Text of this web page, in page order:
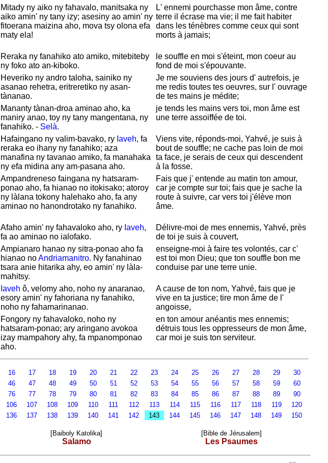
Mitady ny aiko ny fahavalo, manitsaka ny
aiko amin' ny tany izy; asesiny ao amin' ny
fitoerana maizina aho, mova tsy olona efa
maty ela!
L' ennemi pourchasse mon âme, contre
terre il écrase ma vie; il me fait habiter
dans les ténèbres comme ceux qui sont
morts à jamais;
Reraka ny fanahiko ato amiko, mitebiteby
ny foko ato an-kiboko.
le souffle en moi s'éteint, mon coeur au
fond de moi s'épouvante.
Heveriko ny andro taloha, sainiko ny
asanao rehetra, eritreretiko ny asan-
tànanao.
Je me souviens des jours d' autrefois, je
me redis toutes tes oeuvres, sur l' ouvrage
de tes mains je médite;
Mananty tànan-droa aminao aho, ka
maniry anao, toy ny tany mangentana, ny
fanahiko. - Selà.
je tends les mains vers toi, mon âme est
une terre assoiffée de toi.
Hafaingano ny valim-bavako, ry Iaveh, fa
reraka eo ihany ny fanahiko; aza
manafina ny tavanao amiko, fa manahaka
ny efa midina any am-pasana aho.
Viens vite, réponds-moi, Yahvé, je suis à
bout de souffle; ne cache pas loin de moi
ta face, je serais de ceux qui descendent
à la fosse.
Ampandreneso faingana ny hatsaram-
ponao aho, fa hianao no itokisako; atoroy
ny làlana tokony halehako aho, fa any
aminao no hanondrotako ny fanahiko.
Fais que j' entende au matin ton amour,
car je compte sur toi; fais que je sache la
route à suivre, car vers toi j'élève mon
âme.
Afaho amin' ny fahavaloko aho, ry Iaveh,
fa ao aminao no ialofako.
Délivre-moi de mes ennemis, Yahvé, près
de toi je suis à couvert,
Ampianaro hanao ny sitra-ponao aho fa
hianao noAndriamanitro. Ny fanahinao
tsara anie hitarika ahy, eo amin' ny làla-
mahitsy.
enseigne-moi à faire tes volontés, car c'
est toi mon Dieu; que ton souffle bon me
conduise par une terre unie.
Iaveh ô, velomy aho, noho ny anaranao,
esory amin' ny fahoriana ny fanahiko,
noho ny fahamarinanao.
A cause de ton nom, Yahvé, fais que je
vive en ta justice; tire mon âme de l'
angoisse,
Fongory ny fahavaloko, noho ny
hatsaram-ponao; ary aringano avokoa
izay mampahory ahy, fa mpanomponao
aho.
en ton amour anéantis mes ennemis;
détruis tous les oppresseurs de mon âme,
car moi je suis ton serviteur.
16 17 18 19 20 21 22 23 24 25 26 27 28 29
30
46 47 48 49 50 51 52 53 54 55 56 57 58 59
60
76 77 78 79 80 81 82 83 84 85 86 87 88 89
90
106 107 108 109 110 111 112 113 114 115 116 117 118 119
120
136 137 138 139 140 141 142 143 144 145 146 147 148 149 150
[Baiboly Katolika]
Salamo
[Bible de Jérusalem]
Les Psaumes